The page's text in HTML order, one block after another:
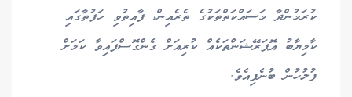
ކުރަމުންދާ މަސައްކަތްތަކުގެ ތެރެއިން، ފާއިތުވި ހަފުތާގައި
ކާމިޔާބު އޮޕަރޭޝަންތަކެއް ކުރިއަށް ގެންގޮސްފައިވާ ކަމަށް
ފުލުހުން ބުނެފިއެވެ.